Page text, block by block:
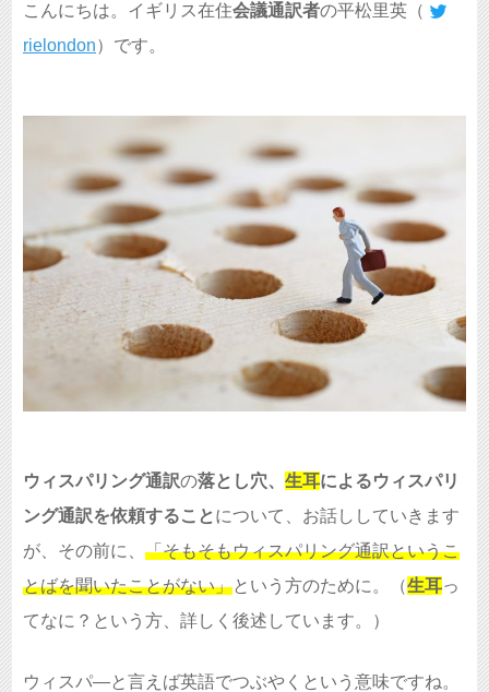
こんにちは。イギリス在住会議通訳者の平松里英（
rielondon）です。
ウィスパリング通訳の落とし穴、 生耳によるウィスパリ
ング通訳を依頼することについて、お話ししていきます
が、その前に、 「そもそもウィスパリング通訳というこ
とばを聞いたことがない」という方のために。（生耳っ
てなに？という方、詳しく後述しています。）
ウィスパ―と言えば英語でつぶやくという意味ですね。